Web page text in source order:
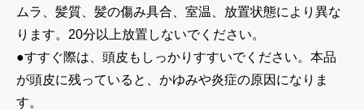
ムラ、髪質、髪の傷み具合、室温、放置状態により異な
ります。20分以上放置しないでください。
●すすぐ際は、頭皮もしっかりすすいでください。本品
が頭皮に残っていると、かゆみや炎症の原因になりま
す。